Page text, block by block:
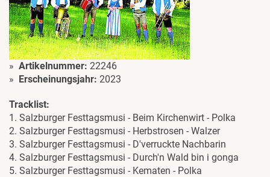
Artikelnummer: 22246
Erscheinungsjahr: 2023
Tracklist:
1. Salzburger Festtagsmusi - Beim Kirchenwirt - Polka
2. Salzburger Festtagsmusi - Herbstrosen - Walzer
3. Salzburger Festtagsmusi - D'verruckte Nachbarin
4. Salzburger Festtagsmusi - Durch'n Wald bin i gonga
5. Salzburger Festtagsmusi - Kematen - Polka